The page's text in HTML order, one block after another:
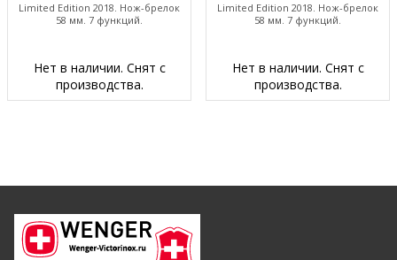
Limited Edition 2018. Нож-брелок
58 мм. 7 функций.
Нет в наличии. Снят с
производства.
Limited Edition 2018. Нож-брелок
58 мм. 7 функций.
Нет в наличии. Снят с
производства.